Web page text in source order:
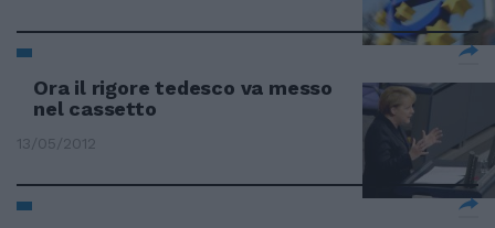
Ora il rigore tedesco va messo
nel cassetto
13/05/2012